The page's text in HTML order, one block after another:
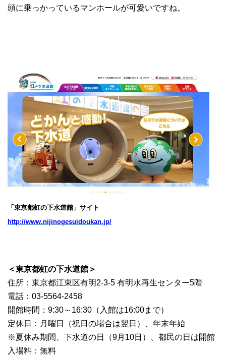
頭に乗っかっているマンホールが可愛いですね。
「東京都虹の下水道館」サイト
http://www.nijinogesuidoukan.jp/
＜東京都虹の下水道館＞
住所：東京都江東区有明2-3-5 有明水再生センター5階
電話：03-5564-2458
開館時間：9:30～16:30（入館は16:00まで）
定休日：月曜日（祝日の場合は翌日）、年末年始
※夏休み期間、下水道の日（9月10日）、都民の日は開館
入場料：無料